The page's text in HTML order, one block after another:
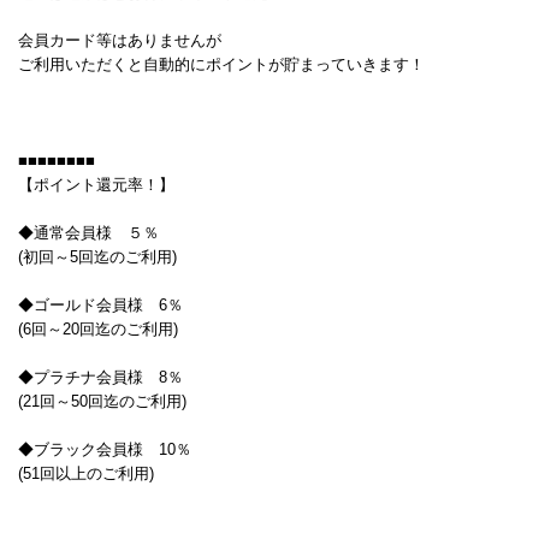
会員カード等はありませんが
ご利用いただくと自動的にポイントが貯まっていきます！
■■■■■■■■
【ポイント還元率！】
◆通常会員様 ５％
(初回～5回迄のご利用)
◆ゴールド会員様 6％
(6回～20回迄のご利用)
◆プラチナ会員様 8％
(21回～50回迄のご利用)
◆ブラック会員様 10％
(51回以上のご利用)